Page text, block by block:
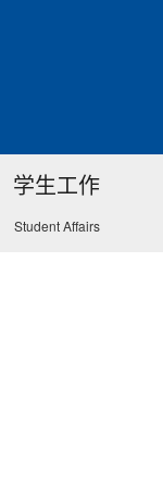
学生工作
Student Affairs